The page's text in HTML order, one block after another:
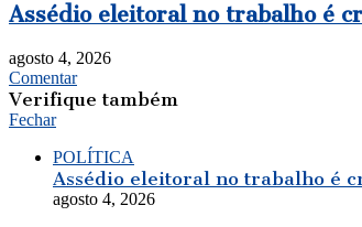
Assédio eleitoral no trabalho é
agosto 4, 2026
Comentar
Verifique também
Fechar
POLÍTICA
Assédio eleitoral no trabalho é
agosto 4, 2026